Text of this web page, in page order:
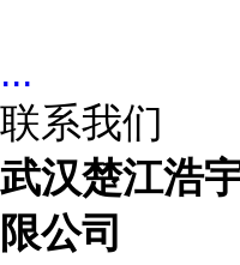
...
联系我们
武汉楚江浩
限公司